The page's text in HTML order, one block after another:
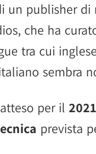
un publisher di
che ha
tra cui
sembra
per il 2021
prevista